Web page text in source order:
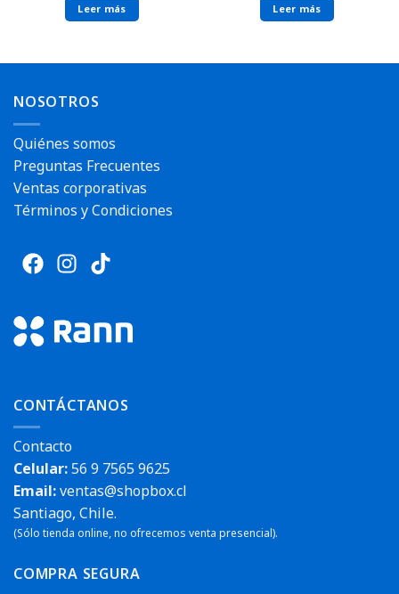
Leer más Leer más
NOSOTROS
Quiénes somos
Preguntas Frecuentes
Ventas corporativas
Términos y Condiciones
CONTÁCTANOS
Contacto
Celular:56 9 7565 9625
Email:ventas@shopbox.cl
Santiago, Chile.
(Sólo tienda online, no ofrecemos venta presencial).
COMPRA SEGURA